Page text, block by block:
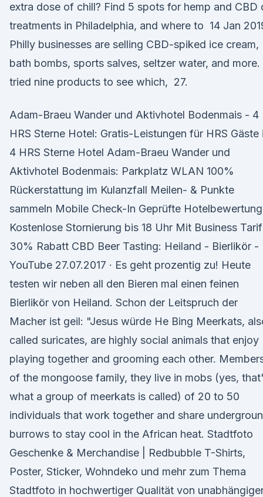
extra dose of chill? Find 5 spots for hemp and CBD
treatments in Philadelphia, and where to 14 Jan
Philly businesses are selling CBD-spiked ice cream,
bath bombs, sports salves, seltzer water, and more.
tried nine products to see which, 27.
Adam-Braeu Wander und Aktivhotel Bodenmais - 4
HRS Sterne Hotel: Gratis-Leistungen für HRS Gäste
4 HRS Sterne Hotel Adam-Braeu Wander und
Aktivhotel Bodenmais: Parkplatz WLAN 100%
Rückerstattung im Kulanzfall Meilen- & Punkte
sammeln Mobile Check-In Geprüfte
Kostenlose Stornierung bis 18 Uhr Mit Business Tarif
30% Rabatt CBD Beer Tasting: Heiland - Bierlikör -
YouTube 27.07.2017 · Es geht prozentig zu! Heute
testen wir neben all den Bieren mal einen feinen
Bierlikör von Heiland. Schon der Leitspruch der
Macher ist geil: "Jesus würde He Bing Meerkats,
called suricates, are highly social animals that enjoy
playing together and grooming each other.
of the mongoose family, they live in mobs (yes,
what a group of meerkats is called) of 20 to 50
individuals that work together and share
burrows to stay cool in the African heat. Stadtfoto
Geschenke & Merchandise | Redbubble T-Shirts,
Poster, Sticker, Wohndeko und mehr zum Thema
Stadtfoto in hochwertiger Qualität von